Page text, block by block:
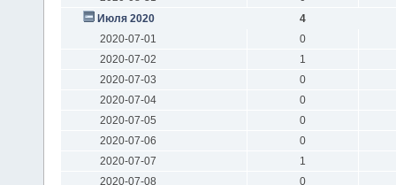
Июля 2020
4
2020-07-01
0
2020-07-02
1
2020-07-03
0
2020-07-04
0
2020-07-05
0
2020-07-06
0
2020-07-07
1
2020-07-08
0